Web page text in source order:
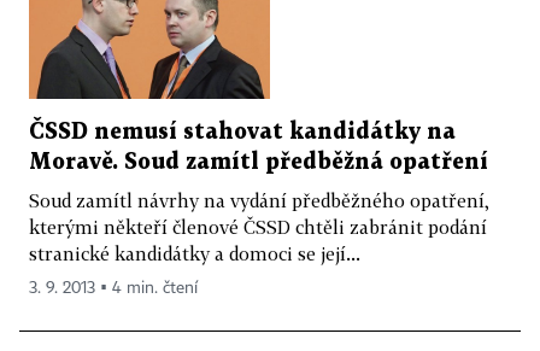
ČSSD nemusí stahovat kandidátky na
Moravě. Soud zamítl předběžná opatření
Soud zamítl návrhy na vydání předběžného opatření,
kterými někteří členové ČSSD chtěli zabránit podání
stranické kandidátky a domoci se její...
3. 9. 2013 ▪ 4 min. čtení